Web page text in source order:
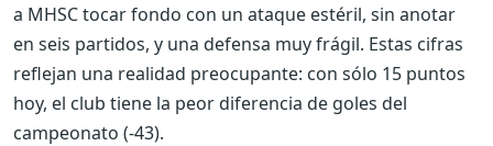
a MHSC tocar fondo con un ataque estéril, sin anotar
en seis partidos, y una defensa muy frágil. Estas cifras
reflejan una realidad preocupante: con sólo 15 puntos
hoy, el club tiene la peor diferencia de goles del
campeonato (-43).